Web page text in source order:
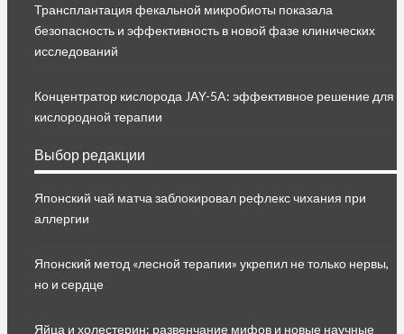
Трансплантация фекальной микробиоты показала
безопасность и эффективность в новой фазе клинических
исследований
Концентратор кислорода JAY-5A: эффективное решение для
кислородной терапии
Выбор редакции
Японский чай матча заблокировал рефлекс чихания при
аллергии
Японский метод «лесной терапии» укрепил не только нервы,
но и сердце
Яйца и холестерин: развенчание мифов и новые научные